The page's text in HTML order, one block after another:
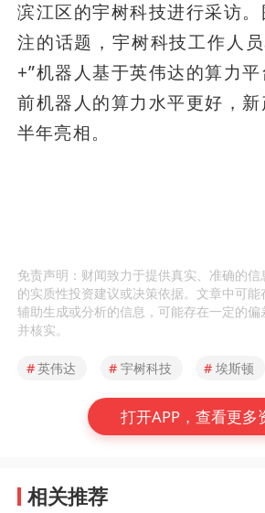
滨江区的宇树科技进行采访
注的话题，宇树科技工作人
+”机器人基于英伟达的算力
前机器人的算力水平更好，
半年亮相。
免责声明：财闻致力于提供真实、准确的
的实质性投资建议或决策依据。文章中可
辅助生成或分析的信息，可能存在一定的
并核实。
#英伟达 # 宇树科技 # 埃斯顿
打开APP，查看更多
相关推荐